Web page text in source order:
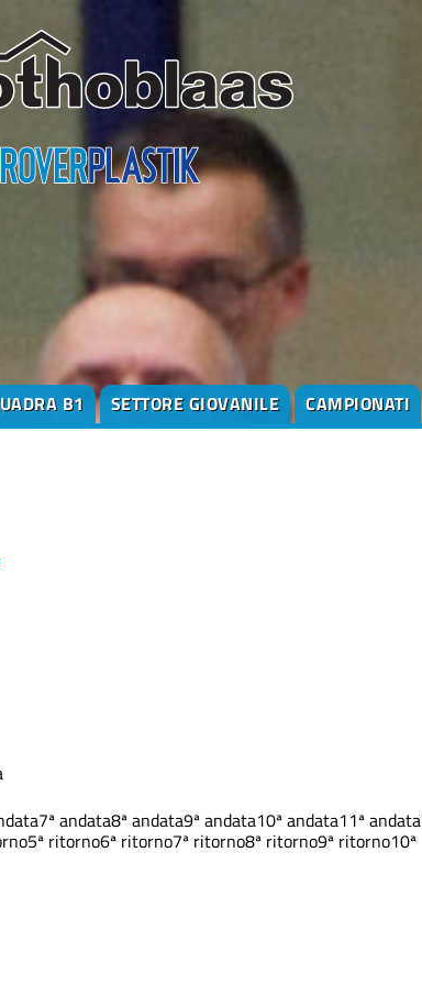
B1 SETTORE GIOVANILE CAMPIONATI
7ª andata8ª andata9ª andata10ª andata11ª andata
5ª ritorno6ª ritorno7ª ritorno8ª ritorno9ª ritorno10ª